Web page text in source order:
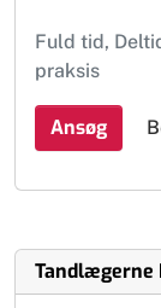
Fuld tid,
praksis
Ansøg
Tandlægerne